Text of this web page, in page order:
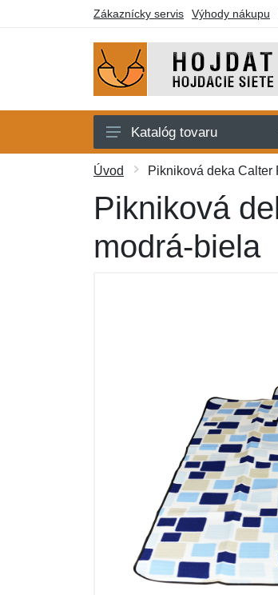
Zákaznícky servis Výhody nákupu
Hojdacie siete
Hojdacie kreslá
Deky a lehátka
Katalóg tovaru
Úvod Pikniková deka Calter
Pikniková
modrá-biela